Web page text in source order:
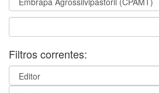
Filtros correntes: